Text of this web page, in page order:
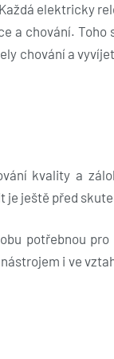
elektricky
a chování.
chování a
kvality a
ještě před
potřebnou
i ve